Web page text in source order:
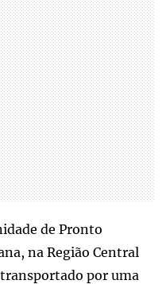
de Pronto
na Região Central
por uma